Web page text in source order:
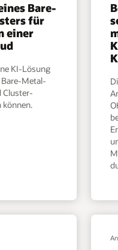
Bare-
für
einer
KI-Lösung
Metal-
Cluster-
können.